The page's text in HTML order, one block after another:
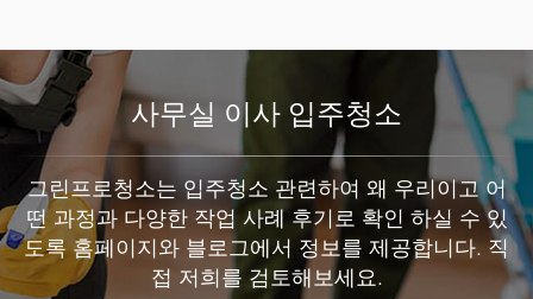
사무실 이사 입주청소
그린프로청소는 입주청소 관련하여 왜 우리이고 어
떤 과정과 다양한 작업 사례 후기로 확인 하실 수 있
도록 홈페이지와 블로그에서 정보를 제공합니다. 직
접 저희를 검토해보세요.